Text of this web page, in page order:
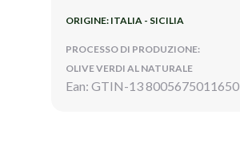
ORIGINE: ITALIA - SICILIA
PROCESSO DI PRODUZIONE:
OLIVE VERDI AL NATURALE
Ean: GTIN-13 8005675011650